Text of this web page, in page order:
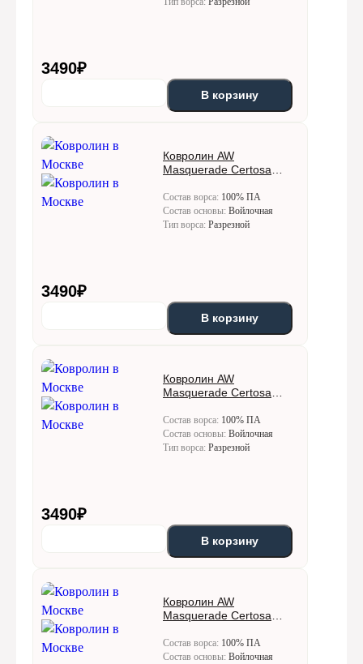
3490₽
В корзину
Ковролин AW
Masquerade Certosa
Состав ворса: 100% ПА
Состав основы: Войлочная
Тип ворса: Разрезной
3490₽
В корзину
Ковролин AW
Masquerade Certosa
Состав ворса: 100% ПА
Состав основы: Войлочная
Тип ворса: Разрезной
3490₽
В корзину
Ковролин AW
Masquerade Certosa
Состав ворса: 100% ПА
Состав основы: Войлочная